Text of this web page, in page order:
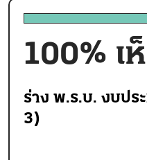
100% เ
ร่าง พ.ร.บ. งบปร
3)